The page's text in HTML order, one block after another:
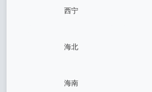
西宁
海北
海南